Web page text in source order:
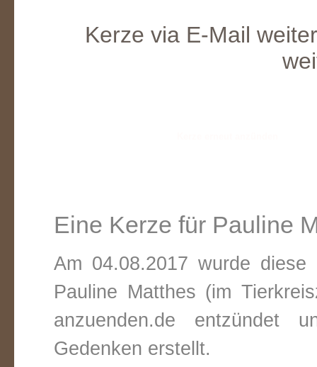
Kerze via E-Mail
Eine Kerze für Pauline
Am 04.08.2017 wurde
Pauline Matthes (im
anzuenden.de entzündet
Gedenken erstellt.